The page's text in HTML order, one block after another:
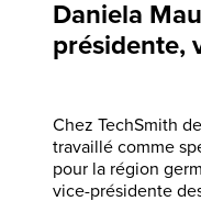
Daniela
présidente,
Chez TechSmith
travaillé comme
pour la région
vice-présidente